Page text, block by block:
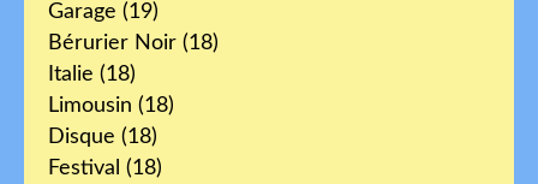
Garage (19)
Bérurier Noir (18)
Italie (18)
Limousin (18)
Disque (18)
Festival (18)